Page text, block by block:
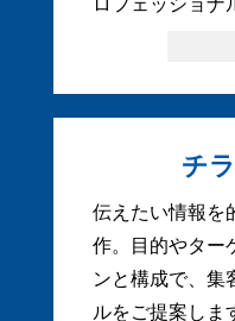
ロフェッショナ
チ
伝えたい情報を
作。目的やター
ンと構成で、集
ルをご提案しま